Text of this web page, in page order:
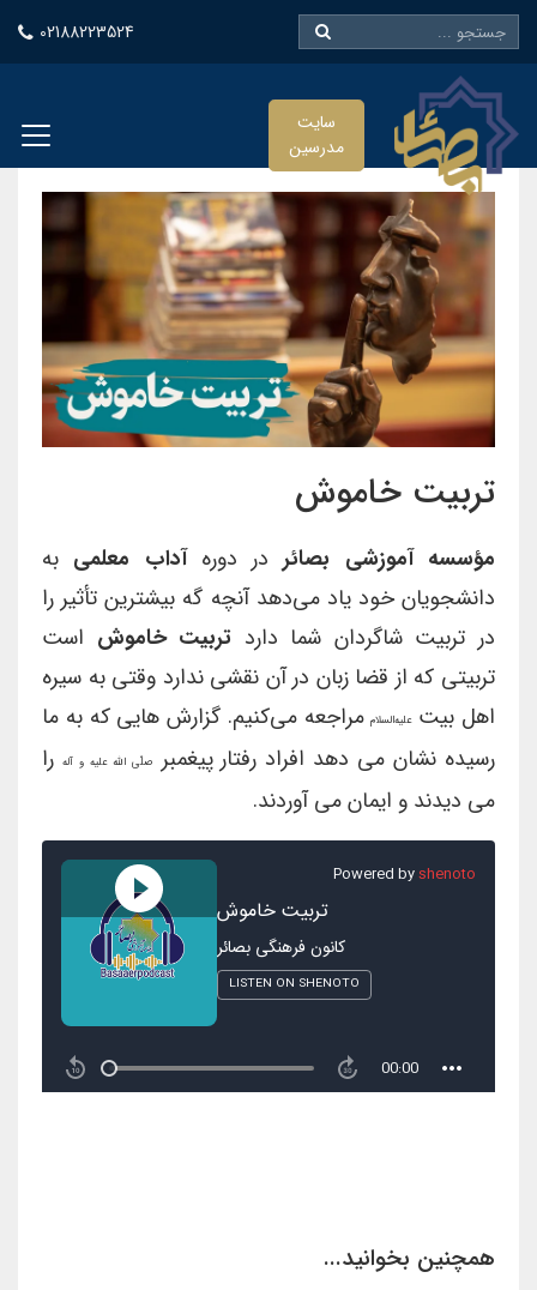
02188223524
سایت
مدرسین
تربیت خاموش
مؤسسه آموزشی بصائردر دورهآداب معلمی به
دانشجویان خود یاد می‌دهد آنچه گه بیشترین تأثیر را
در تربیت شاگردان شما دارد تربیت خاموش است
تربیتی که از قضا زبان در آن نقشی ندارد وقتی به سیره
اهل بیتعلیه‌السلاممراجعه می‌کنیم. گزارش هایی که به ما
رسیده نشان می دهد افراد رفتار پیغمبر
صلّی اللّه علیه و آله را
می دیدند و ایمان می آوردند.
همچنین بخوانید...